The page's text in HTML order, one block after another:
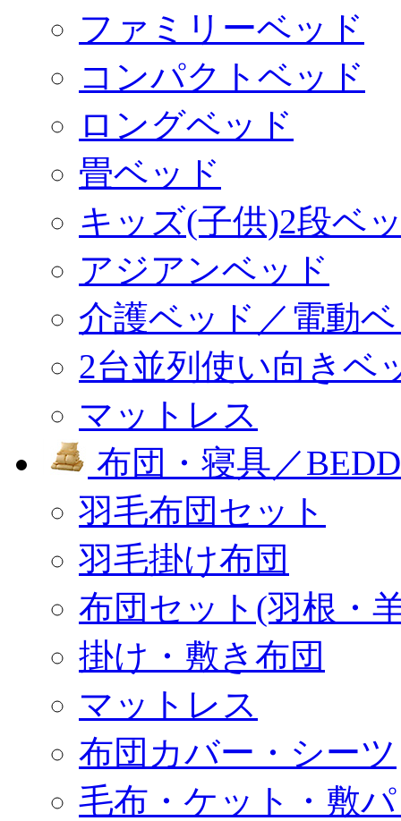
ファミリーベッド
コンパクトベッド
ロングベッド
畳ベッド
キッズ(子供)2段ベ
アジアンベッド
介護ベッド／電動
2台並列使い向きベ
マットレス
布団・寝具／
羽毛布団セット
羽毛掛け布団
布団セット(羽根・
掛け・敷き布団
マットレス
布団カバー・シーツ
毛布・ケット・敷